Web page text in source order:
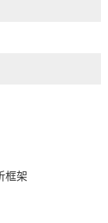
框架